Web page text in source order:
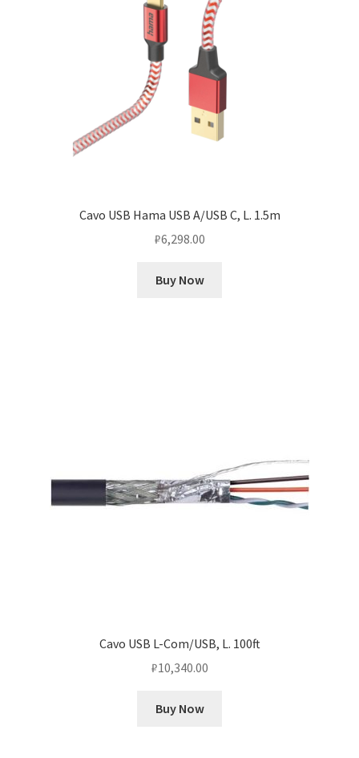
Cavo USB Hama USB A/USB C, L. 1.5m
₽6,298.00
Buy Now
Cavo USB L-Com/USB, L. 100ft
₽10,340.00
Buy Now